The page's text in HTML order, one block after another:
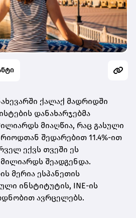
ქალაქ მადრიდში
დანახარჯებმა
მიაღწია, რაც გასული
შედარებით 11.4%-ით
ექვს თვეში ეს
მილიარდს შეადგენდა.
მერია ესპანეთის
ინსტიტუტის, INE-ის
ავრცელებს.